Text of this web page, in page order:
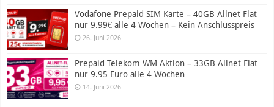
Vodafone Prepaid SIM Karte – 40GB Allnet Flat
nur 9.99€ alle 4 Wochen – Kein Anschlusspreis
26. Juni 2026
Prepaid Telekom WM Aktion – 33GB Allnet Flat
nur 9.95 Euro alle 4 Wochen
14. Juni 2026